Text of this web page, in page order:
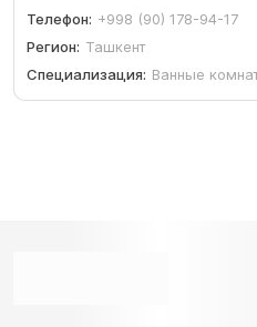
Телефон: +998 (90) 178-94-17
Регион: Ташкент
Специализация: Ванные